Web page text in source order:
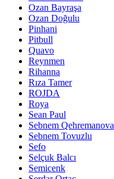
Ozan Bayraşa
Ozan Doğulu
Pinhani
Pitbull
Quavo
Reynmen
Rihanna
Rıza Tamer
ROJDA
Roya
Sean Paul
Sebnem Qehremanova
Sebnem Tovuzlu
Sefo
Selçuk Balcı
Semicenk